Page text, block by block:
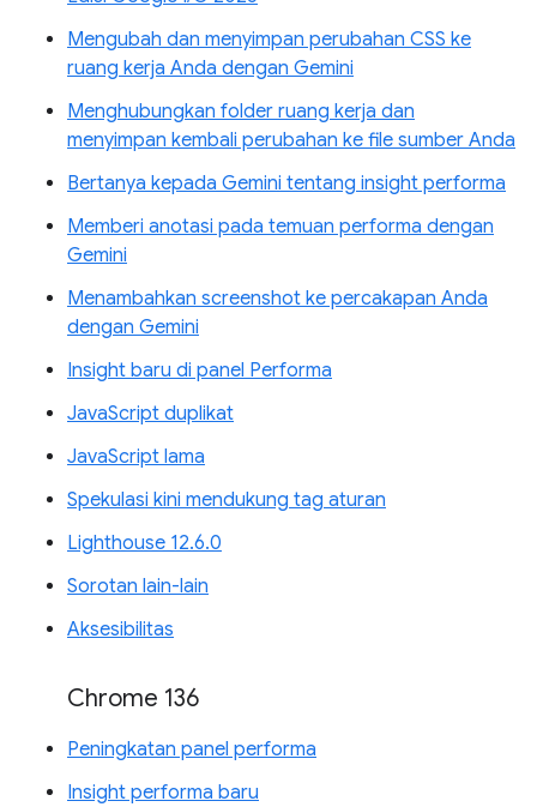
Mengubah dan menyimpan perubahan CSS ke
ruang kerja Anda dengan Gemini
Menghubungkan folder ruang kerja dan
menyimpan kembali perubahan ke file sumber Anda
Bertanya kepada Gemini tentang insight performa
Memberi anotasi pada temuan performa dengan
Gemini
Menambahkan screenshot ke percakapan Anda
dengan Gemini
Insight baru di panel Performa
JavaScript duplikat
JavaScript lama
Spekulasi kini mendukung tag aturan
Lighthouse 12.6.0
Sorotan lain-lain
Aksesibilitas
Chrome 136
Peningkatan panel performa
Insight performa baru